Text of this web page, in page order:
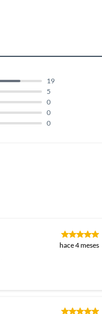
0
0
0
5
19
hace 4 meses